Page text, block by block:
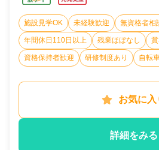
施設見学OK 未経験歓迎 無資格者相
年間休日110日以上 残業ほぼなし
資格保持者歓迎 研修制度あり 自転
お気に入
詳細をみる